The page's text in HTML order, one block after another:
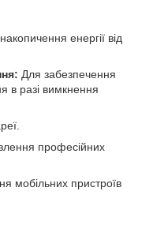
енергії від
Для забезпечення
в разі вимкнення
професійних
мобільних пристроїв